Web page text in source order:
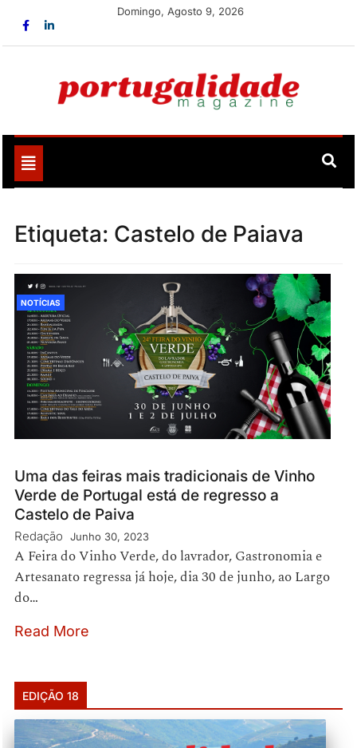
Domingo, Agosto 9, 2026
Portugalidade
Toggle
navigation
Etiqueta: Castelo de Paiava
NOTÍCIAS
Uma das feiras mais tradicionais de Vinho
Verde de Portugal está de regresso a
Castelo de Paiva
Redação Junho 30, 2023
A Feira do Vinho Verde, do lavrador, Gastronomia e
Artesanato regressa já hoje, dia 30 de junho, ao Largo
do…
Read More
EDIÇÃO 18